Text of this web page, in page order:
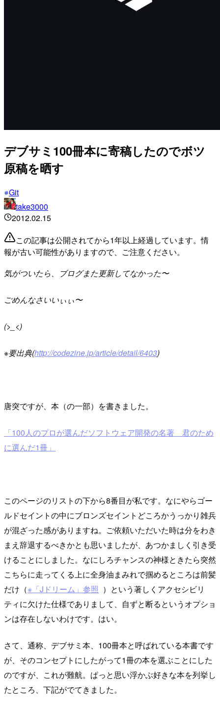
デブサミ100冊本に寄稿したのでボツ
原稿を晒す
Git
take3000
2012.02.15
この記事は公開されてから1年以上経過しています。情
報が古い可能性がありますので、ご注意ください。
気がついたら、ブログまた更新してなかった〜
ごめんなさいいぃぃ〜
(>_<)
※要出典(http://codezine.jp/article/detail/6403)
唐突ですが、本（の一部）を書きました。
「100人のプロが選んだソフトウェア開発の名著 君のため
に選んだ1冊」
このページのリストの下から8番目が私です。なにやらゴー
ルドセイントの中にブロンズセイントどころかうっかり雑兵
が混ざった感がありますね。ご依頼いただいた時は分をわき
まえ辞退するべきかとも思いましたが、あつかましく引き受
けることにしました。なにしろチャンスの神様ときたら突然
こちらに走ってくる上に全身油まみれで掴めるところは前髪
だけ（※「Jドリーム」参照 ）という著しくアクセシビリ
ティに欠けた仕様でありまして、自ずと断るというオプショ
ンは存在しないわけです。はい。
さて、通称、デブサミ本、100冊本と呼ばれている本書です
が、そのコンセプトにしたがって1冊の本を選ぶことにした
のですが、これが難航。ぱっと思い浮かぶ好きな本を列挙し
たところ、下記がでてきました。